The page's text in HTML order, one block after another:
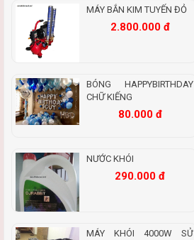
MÁY BẮN KIM TUYẾN ĐỎ
2.800.000 đ
BÓNG HAPPYBIRTHDAY
CHỮ KIẾNG
80.000 đ
NƯỚC KHÓI
290.000 đ
MÁY KHÓI 4000W SỬ